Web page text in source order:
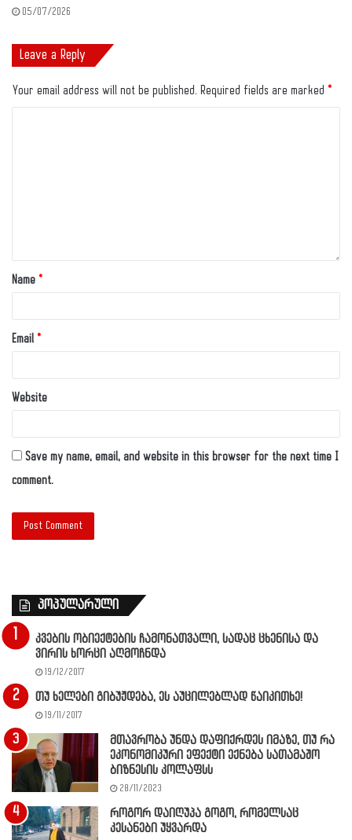
05/07/2026
Leave a Reply
Your email address will not be published. Required fields are marked *
Name *
Email *
Website
Save my name, email, and website in this browser for the next time I
comment.
პოპულარული
კვების ობიექტების ჩამონათვალი, სადაც ცხენისა და
ვირის ხორცი აღმოჩნდა
19/12/2017
თუ ხელები გიბუჟდება, ეს აუცილებლად წაიკითხე!
19/11/2017
მთავრობა უნდა დაფიქრდეს იმაზე, თუ რა
ეკონომიკური ეფექტი ექნება სათამაშო
ბიზნესის კოლაფსს
28/11/2023
როგორ დაიღუპა გოგო, რომელსაც
კესანები უყვარდა